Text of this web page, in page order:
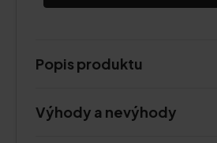
Popis produktu
Výhody a nevýhody